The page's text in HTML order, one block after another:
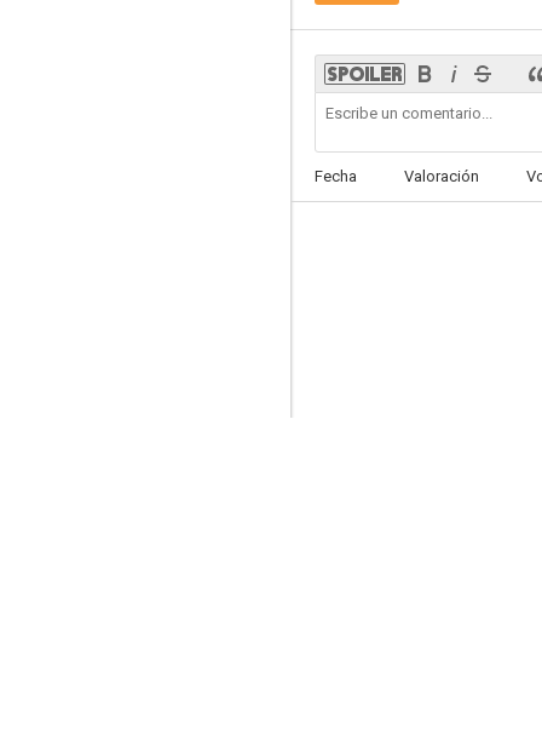
Fecha Valoración